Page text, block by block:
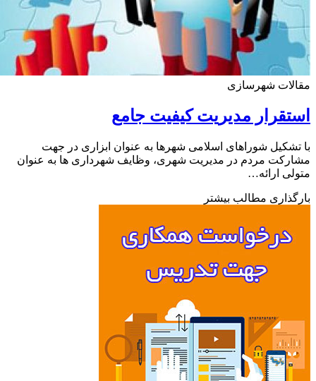
شهرسازی
مدیریت کیفیت جامع
شوراهای اسلامی شهرها به عنوان ابزاری در جهت
مردم در مدیریت شهری، وظایف شهرداری ها به عنوان
ارائه…
مطالب بیشتر